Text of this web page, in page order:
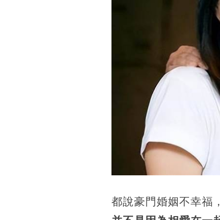
都說豪門婚姻不幸福